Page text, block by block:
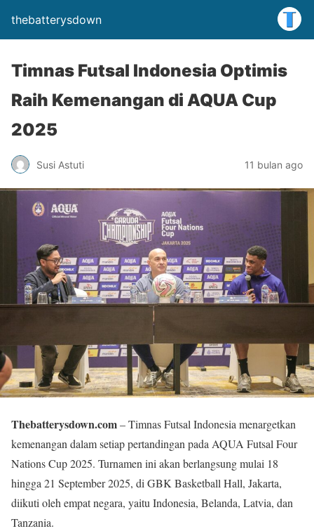
thebatterysdown
Timnas Futsal Indonesia Optimis
Raih Kemenangan di AQUA Cup
2025
Susi Astuti 11 bulan ago
Thebatterysdown.com– Timnas Futsal Indonesia menargetkan
kemenangan dalam setiap pertandingan pada AQUA Futsal Four
Nations Cup 2025. Turnamen ini akan berlangsung mulai 18
hingga 21 September 2025, di GBK Basketball Hall, Jakarta,
diikuti oleh empat negara, yaitu Indonesia, Belanda, Latvia, dan
Tanzania.